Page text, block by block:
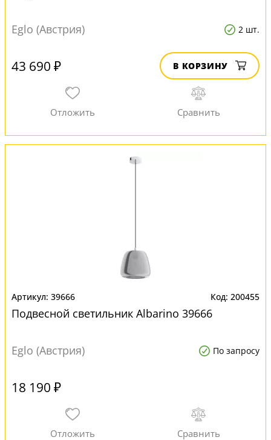
Eglo (Австрия) 2 шт.
43 690 ₽ В КОРЗИНУ
39666 200455
Подвесной светильник Albarino 39666
Eglo (Австрия) По запросу
18 190 ₽